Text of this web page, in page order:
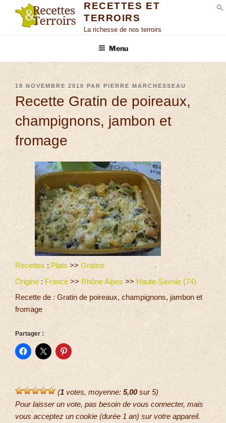
RECETTES ET
TERROIRS
La richesse de nos terroirs
Menu
18 NOVEMBRE 2010 PAR PIERRE MARCHESSEAU
Recette Gratin de poireaux,
champignons, jambon et
fromage
Recettes : Plats >> Gratins
Origine : France >> Rhône Alpes >> Haute-Savoie (74)
Recette de : Gratin de poireaux, champignons, jambon et
fromage
Partager :
(1 votes, moyenne: 5,00sur 5)
Pour laisser un vote, pas besoin de vous connecter, mais
vous acceptez un cookie (durée 1 an) sur votre appareil.